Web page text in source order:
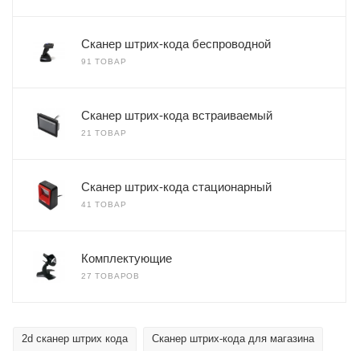
Сканер штрих-кода беспроводной
91 ТОВАР
Сканер штрих-кода встраиваемый
21 ТОВАР
Сканер штрих-кода стационарный
41 ТОВАР
Комплектующие
27 ТОВАРОВ
2d сканер штрих кода Сканер штрих-кода для магазина